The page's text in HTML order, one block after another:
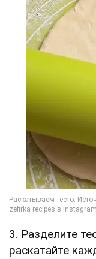
3. Разделите
раскатайте